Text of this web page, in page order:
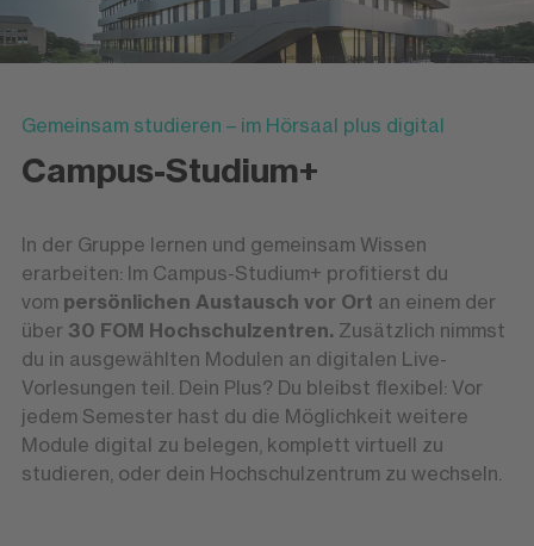
Gemeinsam studieren – im Hörsaal plus digital
Campus-Studium+
In der Gruppe lernen und gemeinsam Wissen
erarbeiten: Im Campus-Studium+ profitierst du
vom persönlichen Austausch vor Ort an einem der
über 30 FOM Hochschulzentren.Zusätzlich nimmst
du in ausgewählten Modulen an digitalen Live-
Vorlesungen teil. Dein Plus? Du bleibst flexibel: Vor
jedem Semester hast du die Möglichkeit weitere
Module digital zu belegen, komplett virtuell zu
studieren, oder dein Hochschulzentrum zu wechseln.